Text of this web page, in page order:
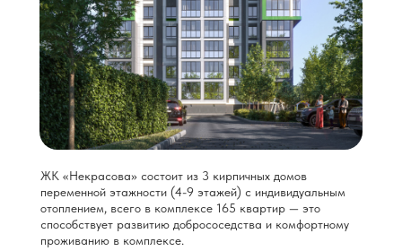
ЖК «Некрасова» состоит из 3 кирпичных домов
переменной этажности (4-9 этажей) с индивидуальным
отоплением, всего в комплексе 165 квартир — это
способствует развитию добрососедства и комфортному
проживанию в комплексе.